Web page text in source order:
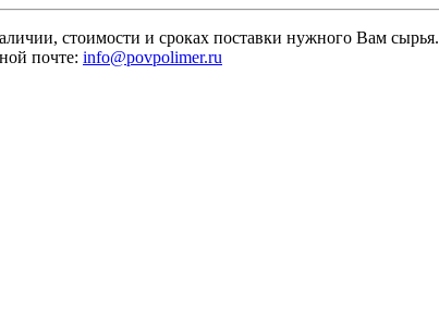
стоимости и сроках поставки нужного Вам сырья.
почте: info@povpolimer.ru